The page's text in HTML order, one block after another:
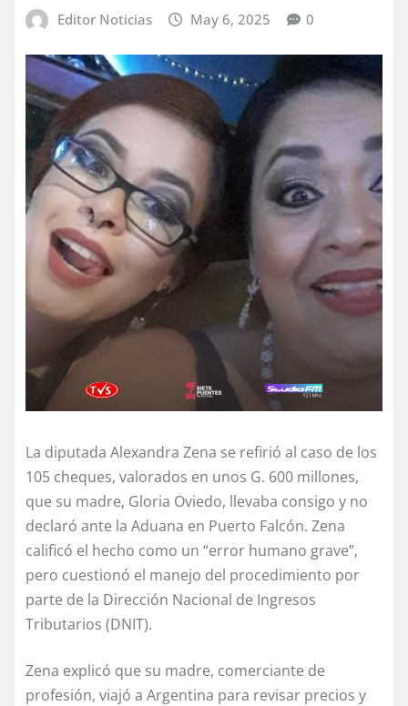
Editor Noticias May 6, 2025 0
La diputada Alexandra Zena se refirió al caso de los
105 cheques, valorados en unos G. 600 millones,
que su madre, Gloria Oviedo, llevaba consigo y no
declaró ante la Aduana en Puerto Falcón. Zena
calificó el hecho como un “error humano grave”,
pero cuestionó el manejo del procedimiento por
parte de la Dirección Nacional de Ingresos
Tributarios (DNIT).
Zena explicó que su madre, comerciante de
profesión, viajó a Argentina para revisar precios y